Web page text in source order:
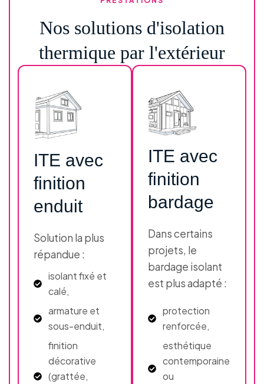
Nos solutions d'isolation
thermique par l'extérieur
ITE avec
finition
enduit
Solution la plus
répandue :
isolant fixé et
calé,
armature et
sous-enduit,
finition
décorative
(grattée,
ITE avec
finition
bardage
Dans certains
projets, le
bardage isolant
est plus adapté :
protection
renforcée,
esthétique
contemporaine
ou